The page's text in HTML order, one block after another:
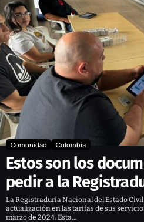
Comunidad Colombia
Estos son los
pedir a la
La Registraduría Nacional del Estado
actualización en las tarifas de sus
marzo de 2024. Esta…